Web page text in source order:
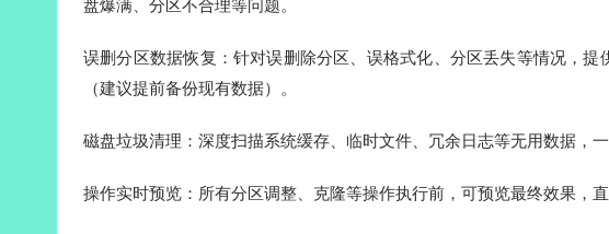
盘爆满、分区不合理等问题。
误删分区数据恢复：针对误删除分区、误格式化、分区丢失等情况，
（建议提前备份现有数据）。
磁盘垃圾清理：深度扫描系统缓存、临时文件、冗余日志等无用数据，
操作实时预览：所有分区调整、克隆等操作执行前，可预览最终效果，